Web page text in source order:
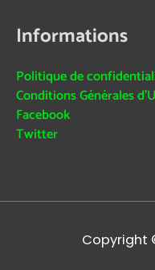
Informations
Politique de
Conditions Générales
Facebook
Twitter
Copyright